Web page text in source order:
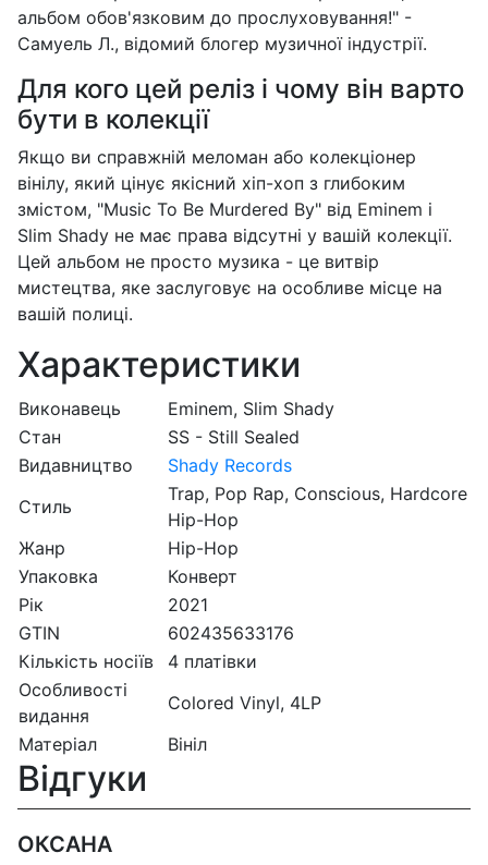
альбом обов'язковим до прослуховування!" -
Самуель Л., відомий блогер музичної індустрії.
Для кого цей реліз і чому він варто
бути в колекції
Якщо ви справжній меломан або колекціонер
вінілу, який цінує якісний хіп-хоп з глибоким
змістом, "Music To Be Murdered By" від Eminem і
Slim Shady не має права відсутні у вашій колекції.
Цей альбом не просто музика - це витвір
мистецтва, яке заслуговує на особливе місце на
вашій полиці.
Характеристики
Виконавець
Eminem, Slim Shady
Стан
SS - Still Sealed
Видавництво
Shady Records
Стиль
Trap, Pop Rap, Conscious, Hardcore
Hip-Hop
Жанр
Hip-Hop
Упаковка
Конверт
Рік
2021
GTIN
602435633176
Кількість носіїв
4 платівки
Особливості
видання
Colored Vinyl, 4LP
Матеріал
Вініл
Відгуки
ОКСАНА